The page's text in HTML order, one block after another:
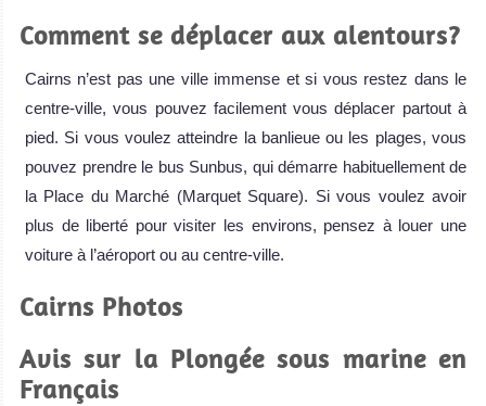
Comment se déplacer aux alentours?
Cairns n’est pas une ville immense et si vous restez dans le
centre-ville, vous pouvez facilement vous déplacer partout à
pied. Si vous voulez atteindre la banlieue ou les plages, vous
pouvez prendre le bus Sunbus, qui démarre habituellement de
la Place du Marché (Marquet Square). Si vous voulez avoir
plus de liberté pour visiter les environs, pensez à louer une
voiture à l’aéroport ou au centre-ville.
Cairns Photos
Avis sur la Plongée sous marine en
Français